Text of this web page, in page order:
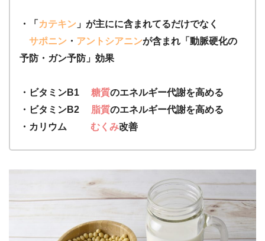
・「 カテキン 」が主にに含まれてるだけでなく
サポニン ・ アントシアニンが含まれ 「 動脈硬化の
予防・ガン予防」効果
・ビタミンB1 糖質のエネルギー代謝を高める
・ビタミンB2 脂質のエネルギー代謝を高める
・カリウム むくみ改善